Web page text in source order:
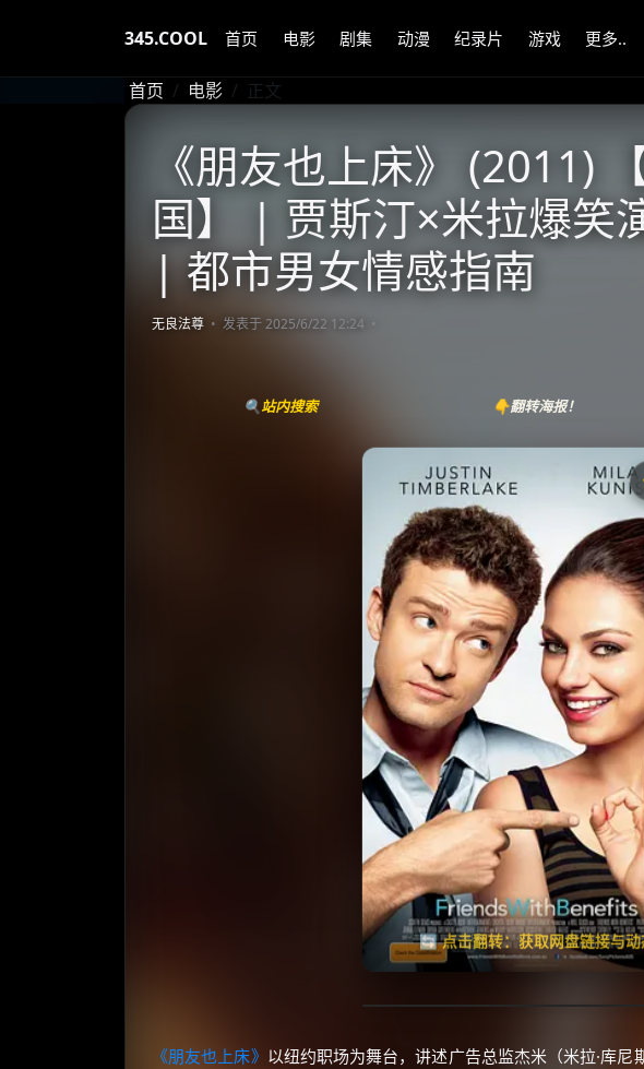
345.COOL 首页 电影 剧集 动漫 纪录片 游戏 更多..
首页 电影 正文
《朋友也上床》 (2011)
国】 | 贾斯汀×米拉爆笑
| 都市男女情感指南
无良法尊 发表于 2025/6/22 12:24
🔍站内搜索 👇翻转海报！
🔄 点击翻转：获取网盘链接与动
《朋友也上床》
⭐
收藏
⭐️ 评分：6.6 | 🎬 2011年
夸克网盘
失效请反馈
🧧️
天天领红包
《朋友也上床》 以纽约职场为舞台，讲述广告总监杰米（米拉·库